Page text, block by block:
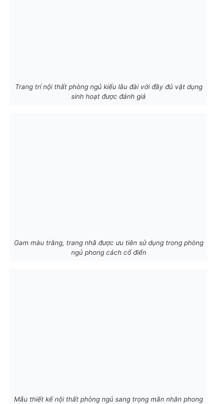
Trang trí nội thất phòng ngủ kiểu lâu đài với đầy đủ vật dụng
sinh hoạt được đánh giá
Gam màu trắng, trang nhã được ưu tiên sử dụng trong phòng
ngủ phong cách cổ điển
Mẫu thiết kế nội thất phòng ngủ sang trọng mãn nhãn phong